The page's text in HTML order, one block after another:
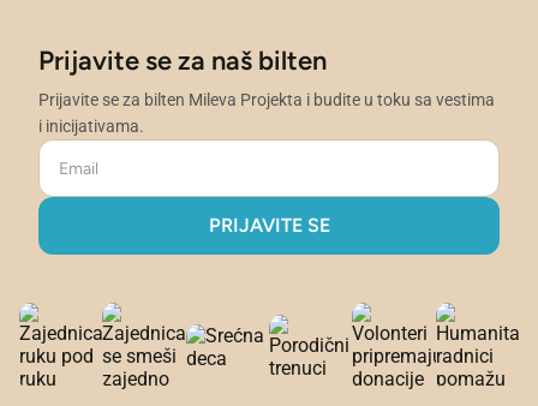
Prijavite se za naš bilten
Prijavite se za bilten Mileva Projekta i budite u toku sa vestima
i inicijativama.
PRIJAVITE SE